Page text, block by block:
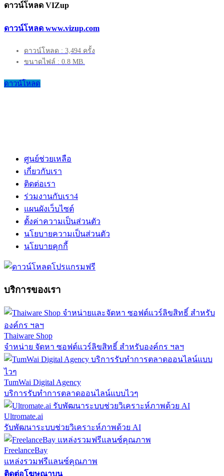
ดาวน์โหลด VIZup
ดาวน์โหลด www.vizup.com
ดาวน์โหลด : 3,494 ครั้ง
ขนาดไฟล์ : 0.8 MB.
ดาวน์โหลด
ศูนย์ช่วยเหลือ
เกี่ยวกับเรา
ติดต่อเรา
ร่วมงานกับเรา4
แผนผังเว็บไซต์
ตั้งค่าความเป็นส่วนตัว
นโยบายความเป็นส่วนตัว
นโยบายคุกกี้
บริการของเรา
Thaiware Shop
จำหน่าย จัดหา ซอฟต์แวร์ลิขสิทธิ์ สำหรับองค์กร ฯลฯ
TumWai Digital Agency
บริการรับทำการตลาดออนไลน์แบบไวๆ
Ultromate.ai
รับพัฒนาระบบช่วยวิเคราะห์ภาพด้วย AI
FreelanceBay
แหล่งรวมฟรีแลนซ์คุณภาพ
ติดต่อโฆษณาบน